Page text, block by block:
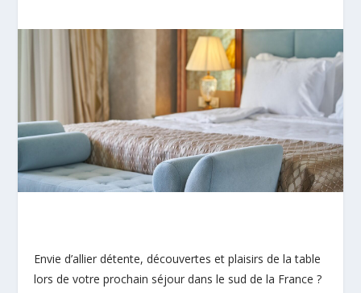
Envie d’allier détente, découvertes et plaisirs de la table
lors de votre prochain séjour dans le sud de la France ?